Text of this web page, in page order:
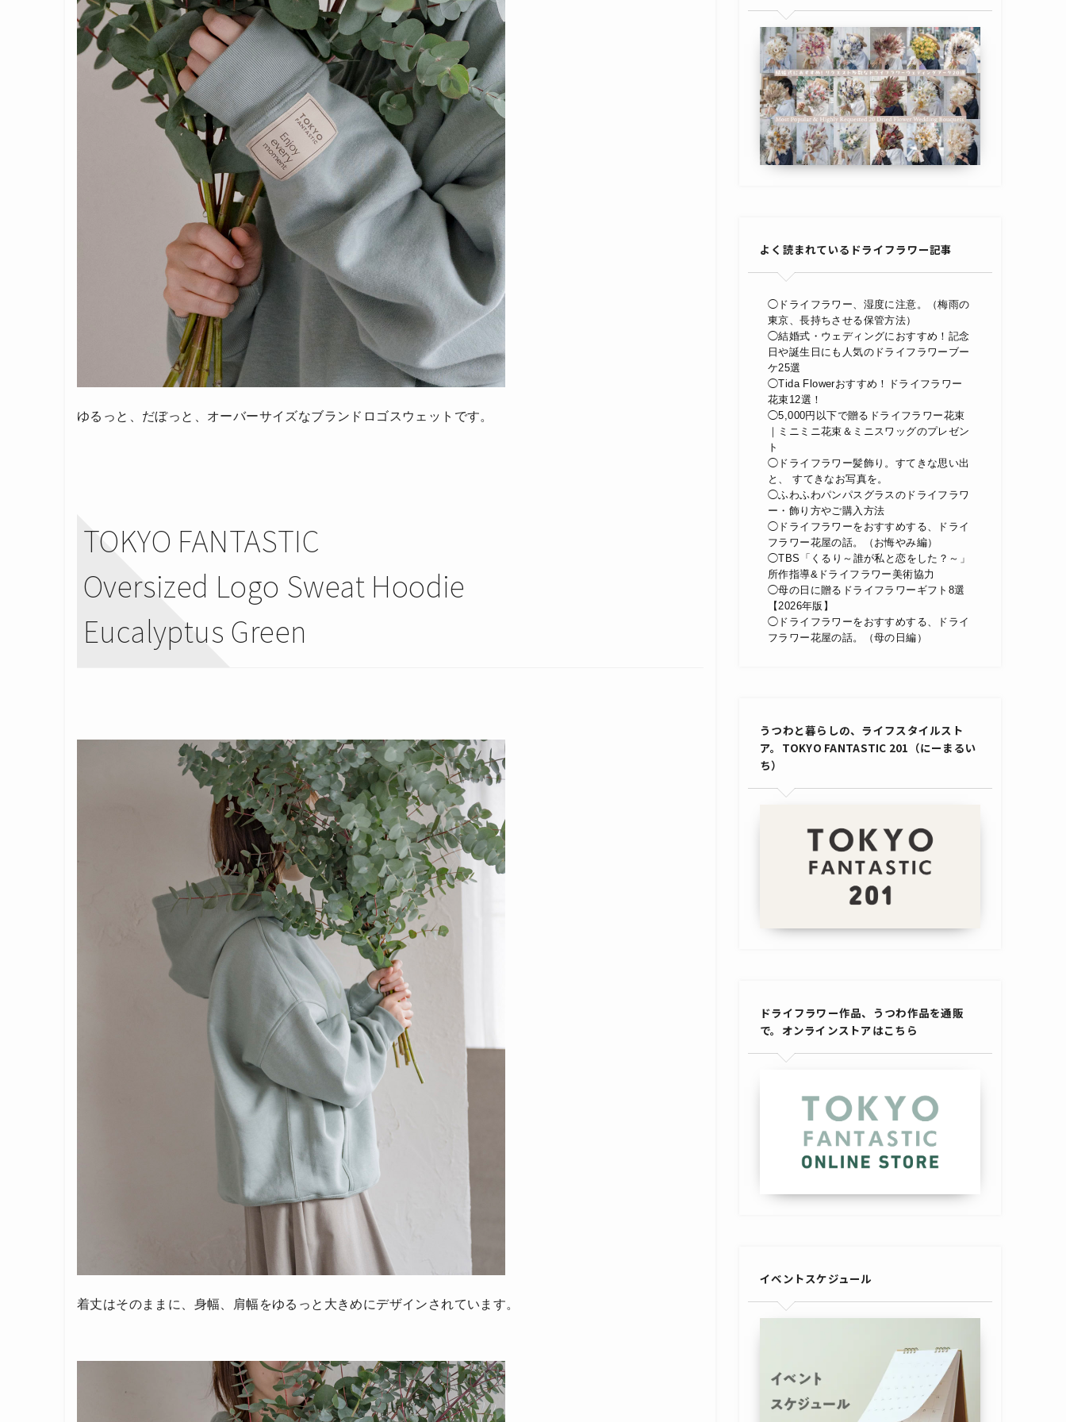
ゆるっと、だぼっと、オーバーサイズなブランドロゴスウェットです。
TOKYO FANTASTIC
Oversized Logo Sweat Hoodie
Eucalyptus Green
着丈はそのままに、身幅、肩幅をゆるっと大きめにデザインされています。
よく読まれているドライフラワー記事
◯ドライフラワー、湿度に注意。（梅雨の
東京、長持ちさせる保管方法）
◯結婚式・ウェディングにおすすめ！記念
日や誕生日にも人気のドライフラワーブー
ケ25選
◯Tida Flowerおすすめ！ドライフラワー
花束12選！
◯5,000円以下で贈るドライフラワー花束
｜ミニミニ花束＆ミニスワッグのプレゼン
ト
◯ドライフラワー髪飾り。すてきな思い出
と、 すてきなお写真を。
◯ふわふわパンパスグラスのドライフラワ
ー・飾り方やご購入方法
◯ドライフラワーをおすすめする、ドライ
フラワー花屋の話。（お悔やみ編）
◯TBS「くるり～誰が私と恋をした？～」
所作指導&ドライフラワー美術協力
◯母の日に贈るドライフラワーギフト8選
【2026年版】
◯ドライフラワーをおすすめする、ドライ
フラワー花屋の話。（母の日編）
うつわと暮らしの、ライフスタイルスト
ア。TOKYO FANTASTIC 201（にーまるい
ち）
ドライフラワー作品、うつわ作品を通販
で。オンラインストアはこちら
イベントスケジュール